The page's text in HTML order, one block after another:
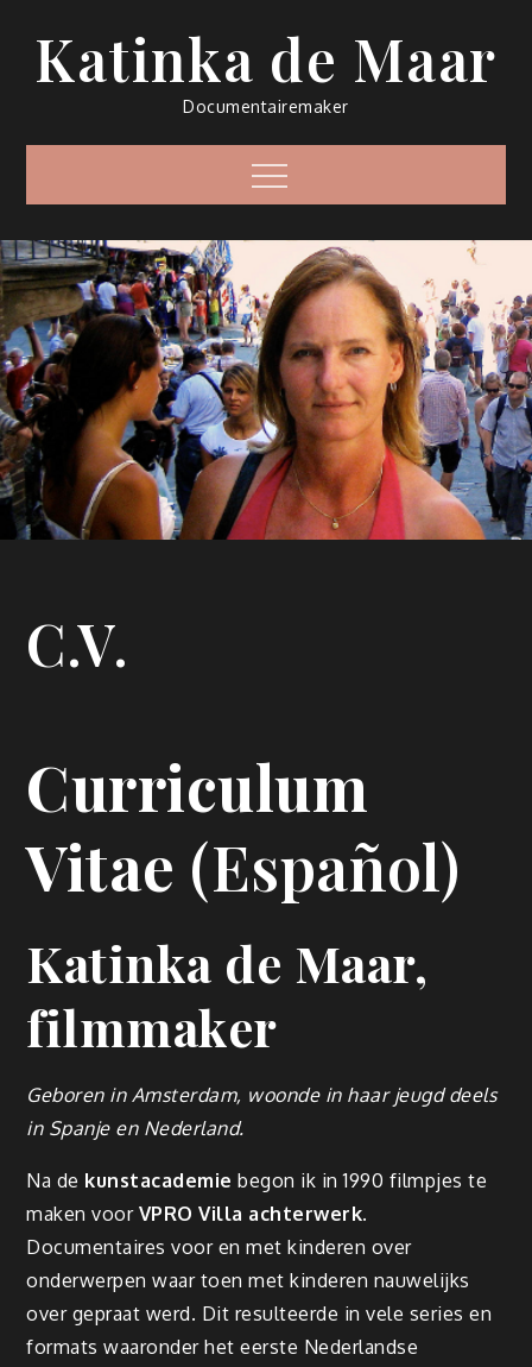
contenido
Katinka de Maar
Documentairemaker
Menú
C.V.
Curriculum
Vitae (Español)
Katinka de Maar,
filmmaker
Geboren in Amsterdam, woonde in haar jeugd deels
in Spanje en Nederland.
Na de kunstacademie begon ik in 1990 filmpjes te
maken voor VPRO Villa achterwerk.
Documentaires voor en met kinderen over
onderwerpen waar toen met kinderen nauwelijks
over gepraat werd. Dit resulteerde in vele series en
formats waaronder het eerste Nederlandse